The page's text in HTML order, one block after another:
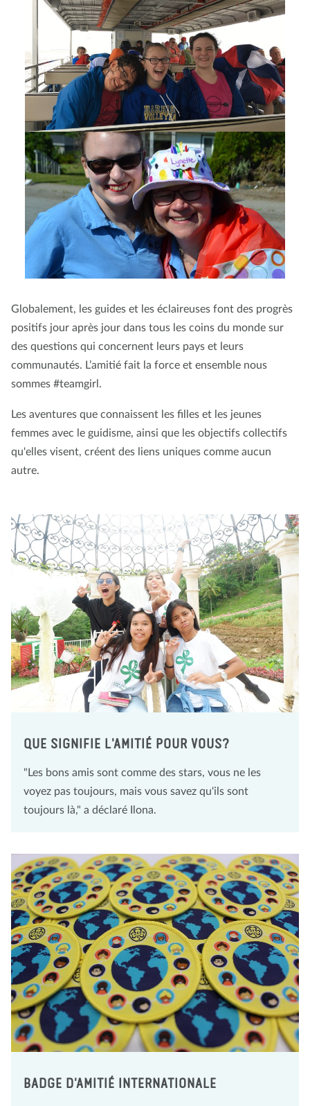
Globalement, les guides et les éclaireuses font des progrès
positifs jour après jour dans tous les coins du monde sur
des questions qui concernent leurs pays et leurs
communautés. L’amitié fait la force et ensemble nous
sommes #teamgirl.
Les aventures que connaissent les filles et les jeunes
femmes avec le guidisme, ainsi que les objectifs collectifs
qu'elles visent, créent des liens uniques comme aucun
autre.
QUE SIGNIFIE L'AMITIÉ POUR VOUS?
"Les bons amis sont comme des stars, vous ne les
voyez pas toujours, mais vous savez qu'ils sont
toujours là," a déclaré Ilona.
BADGE D'AMITIÉ INTERNATIONALE